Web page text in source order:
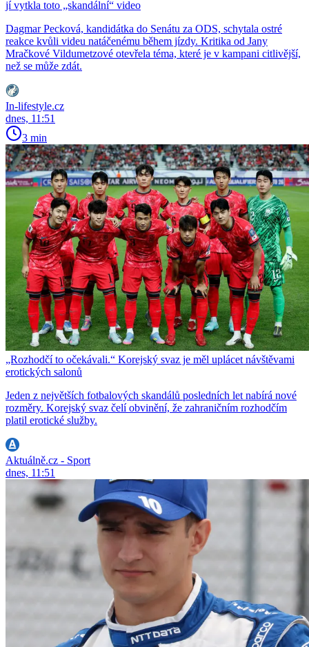
jí vytkla toto „skandální“ video
Dagmar Pecková, kandidátka do Senátu za ODS, schytala ostré
reakce kvůli videu natáčenému během jízdy. Kritika od Jany
Mračkové Vildumetzové otevřela téma, které je v kampani citlivější,
než se může zdát.
In-lifestyle.cz
dnes, 11:51
3 min
„Rozhodčí to očekávali.“ Korejský svaz je měl uplácet návštěvami
erotických salonů
Jeden z největších fotbalových skandálů posledních let nabírá nové
rozměry. Korejský svaz čelí obvinění, že zahraničním rozhodčím
platil erotické služby.
Aktuálně.cz - Sport
dnes, 11:51